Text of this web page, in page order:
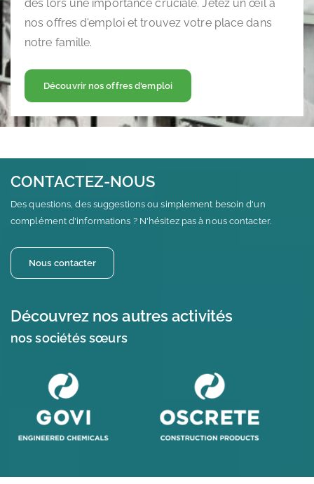
nos offres d'emploi et trouvez votre place dans
CONTACTEZ-NOUS
Des questions, des suggestions ou simplement besoin d'un
complément d'informations ? N'hésitez pas à nous contacter.
Nous contacter
Découvrez nos autres activités
nos sociétés sœurs